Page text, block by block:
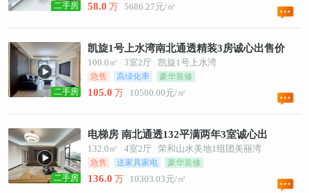
二手房 58.0 万 5686.27元/㎡
二手房
凯旋1号上水湾南北通透精装3房诚心出售价
100.0㎡ 3室2厅 凯旋1号上水湾
急售 高绿化率 豪华装修
105.0 万 10500.00元/㎡
二手房
电梯房 南北通透132平满两年3室诚心出
132.0㎡ 4室2厅 荣和山水美地1组团美丽湾
急售 送家具家电 豪华装修
136.0 万 10303.03元/㎡